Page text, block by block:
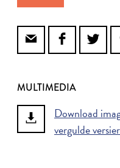
MULTIMEDIA
Download
vergulde